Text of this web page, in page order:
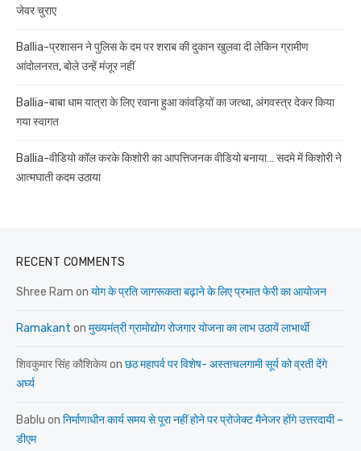
जेवर चुराए
Ballia-प्रशासन ने पुलिस के दम पर शराब की दुकान खुलवा दी लेकिन ग्रामीण
आंदोलनरत, बोले उन्हें मंजूर नहीं
Ballia-बाबा धाम यात्रा के लिए रवाना हुआ कांवड़ियों का जत्था, अंगवस्त्र देकर किया
गया स्वागत
Ballia-वीडियो कॉल करके किशोरी का आपत्तिजनक वीडियो बनाया… सदमे में किशोरी ने
आत्मघाती कदम उठाया
RECENT COMMENTS
Shree Ram on योग के प्रति जागरूकता बढ़ाने के लिए प्रभात फेरी का आयोजन
Ramakant on मुख्यमंत्री ग्रामोद्योग रोजगार योजना का लाभ उठायें लाभार्थी
शिवकुमार सिंह कौशिकेयon छठ महापर्व पर विशेष- अस्ताचलगामी सूर्य को व्रती देंगे
अर्घ्य
Bablu on निर्माणाधीन कार्य समय से पूरा नहीं होने पर प्रोजेक्ट मैनेजर होंगे उत्तरदायी –
डीएम